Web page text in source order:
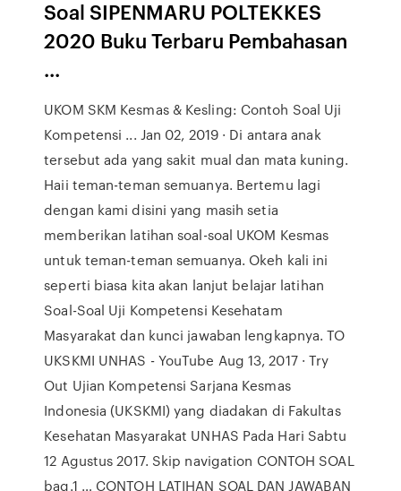
Soal SIPENMARU POLTEKKES
2020 Buku Terbaru Pembahasan
...
UKOM SKM Kesmas & Kesling: Contoh Soal Uji
Kompetensi ... Jan 02, 2019 · Di antara anak
tersebut ada yang sakit mual dan mata kuning.
Haii teman-teman semuanya. Bertemu lagi
dengan kami disini yang masih setia
memberikan latihan soal-soal UKOM Kesmas
untuk teman-teman semuanya. Okeh kali ini
seperti biasa kita akan lanjut belajar latihan
Soal-Soal Uji Kompetensi Kesehatam
Masyarakat dan kunci jawaban lengkapnya. TO
UKSKMI UNHAS - YouTube Aug 13, 2017 · Try
Out Ujian Kompetensi Sarjana Kesmas
Indonesia (UKSKMI) yang diadakan di Fakultas
Kesehatan Masyarakat UNHAS Pada Hari Sabtu
12 Agustus 2017. Skip navigation CONTOH SOAL
bag.1 … CONTOH LATIHAN SOAL DAN JAWABAN